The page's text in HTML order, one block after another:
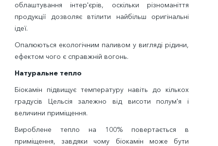
облаштування інтер'єрів, оскільки різноманіття
продукції дозволяє втілити найбільш оригінальні
ідеї.
Опалюються екологічним паливом у вигляді рідини,
ефектом чого є справжній вогонь.
Натуральне тепло
Біокамін підвищує температуру навіть до кількох
градусів Цельсія залежно від висоти полум'я і
величини приміщення.
Вироблене тепло на 100% повертається в
приміщення, завдяки чому біокамін може бути